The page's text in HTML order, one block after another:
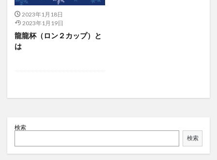
2023年1月18日
2023年1月19日
龍龍杯（ロン２カップ）と
は
検索
検索